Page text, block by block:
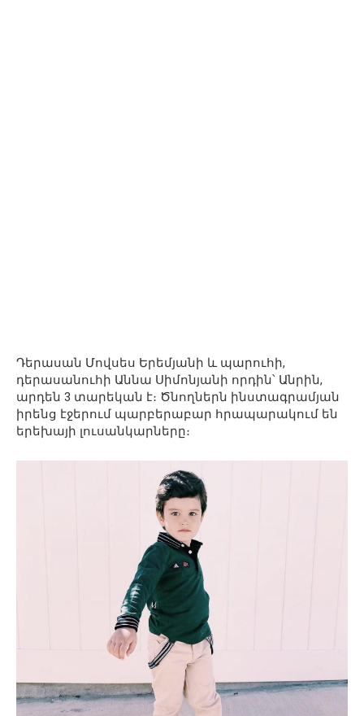
Դերասան Մովսես Երեմյանի և պարուհի,
դերասանուհի Աննա Սիմոնյանի որդին՝ Անրին,
արդեն 3 տարեկան է։ Ծնողներն ինստագրամյան
իրենց էջերում պարբերաբար հրապարակում են
երեխայի լուսանկարները։